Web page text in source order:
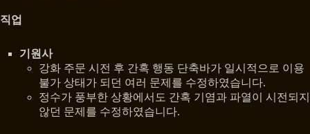
직업
기원사
강화 주문 시전 후 간혹 행동 단축바가 일시적으로 이용
불가 상태가 되던 여러 문제를 수정하였습니다.
정수가 풍부한 상황에서도 간혹 기염과 파열이 시전되지
않던 문제를 수정하였습니다.